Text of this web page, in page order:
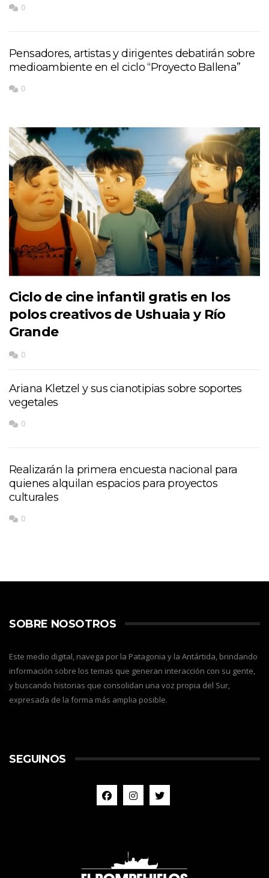
0
Pensadores, artistas y dirigentes debatirán sobre
medioambiente en el ciclo “Proyecto Ballena”
0
Ciclo de cine infantil gratis en los
polos creativos de Ushuaia y Río
Grande
0
Ariana Kletzel y sus cianotipias sobre soportes
vegetales
0
Realizarán la primera encuesta nacional para
quienes alquilan espacios para proyectos
culturales
0
SOBRE NOSOTROS
Este medio digital, navega por la Patagonia y la Antártida, brindando
información sobre los temas que generan interacción con su gente,
y buscando historias que consolidan una voz propia del Sur,
expresada de la forma más amplia posible.
SEGUINOS